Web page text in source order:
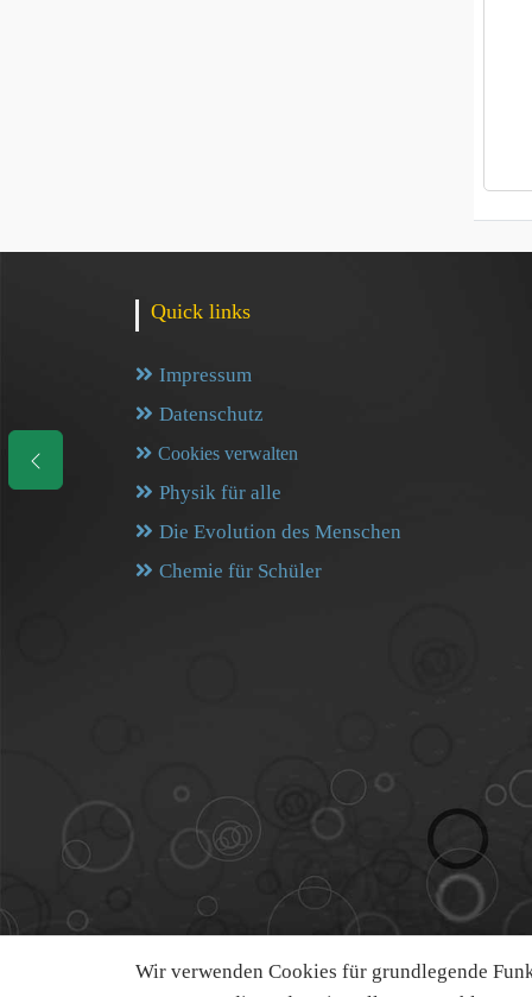
Wir verwenden Cookies für grundlegende
Quick links
Impressum
Datenschutz
Cookies verwalten
Physik für alle
Die Evolution des Menschen
Chemie für Schüler